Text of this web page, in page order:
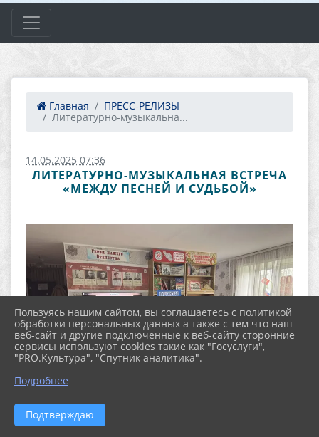
Главная
ПРЕСС-РЕЛИЗЫ
Литературно-музыкальна...
14.05.2025 07:36
ЛИТЕРАТУРНО-МУЗЫКАЛЬНАЯ ВСТРЕЧА
«МЕЖДУ ПЕСНЕЙ И СУДЬБОЙ»
Пользуясь нашим сайтом, вы соглашаетесь с политикой
обработки персональных данных а также с тем что наш
веб-сайт и другие подключенные к веб-сайту сторонние
сервисы используют cookies такие как "Госуслуги",
"PRO.Культура", "Спутник аналитика".
Подробнее
Подтверждаю